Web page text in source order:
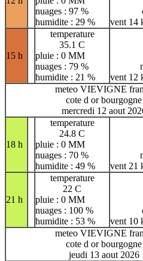
nuages : 97 %
humidite : 29 %
vent 14
15 h
temperature
35.1 C
pluie : 0 MM
nuages : 79 %
humidite : 21 %
vent 12
meteo VIEVIGNE
cote d or bourgogne
mercredi 12 aout
18 h
temperature
24.8 C
pluie : 0 MM
nuages : 70 %
humidite : 49 %
vent 21
21 h
temperature
22 C
pluie : 0 MM
nuages : 100 %
humidite : 53 %
vent 10
meteo VIEVIGNE
cote d or bourgogne
jeudi 13 aout 2026